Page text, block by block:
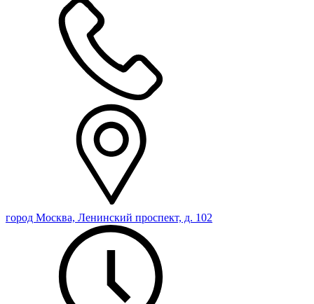
город Москва, Ленинский проспект, д. 102